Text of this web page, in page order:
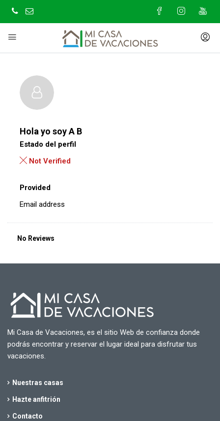
Hola yo soyA B
Estado del perfil
Not Verified
Provided
Email address
No Reviews
Mi Casa de Vacaciones, es el sitio Web de confianza donde
podrás encontrar y reservar el lugar ideal para disfrutar tus
vacaciones.
Nuestras casas
Hazte anfitrión
Contacto